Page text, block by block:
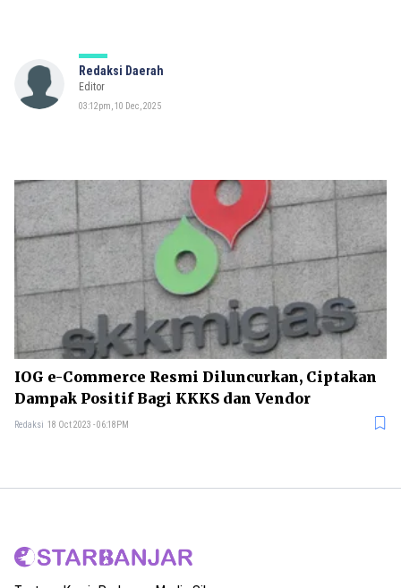
Redaksi Daerah
Editor
03:12pm, 10 Dec, 2025
IOG e-Commerce Resmi Diluncurkan, Ciptakan
Dampak Positif Bagi KKKS dan Vendor
Redaksi 18 Oct 2023 - 06:18PM